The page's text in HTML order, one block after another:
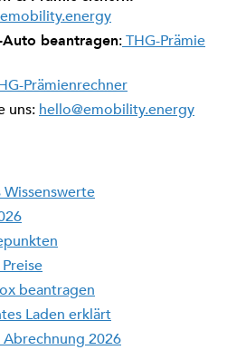
Auto beantragen:THG-Prämie
Prämienrechner
uns: hello@emobility.energy
beantragen
Laden erklärt
2026